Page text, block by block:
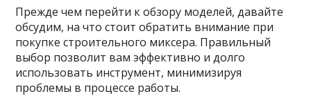
Прежде чем перейти к обзору моделей, давайте
обсудим, на что стоит обратить внимание при
покупке строительного миксера. Правильный
выбор позволит вам эффективно и долго
использовать инструмент, минимизируя
проблемы в процессе работы.